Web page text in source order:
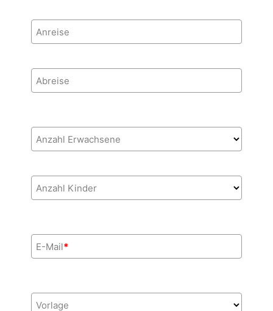
Anreise
Abreise
Anzahl Erwachsene
Anzahl Kinder
E-Mail*
Vorlage